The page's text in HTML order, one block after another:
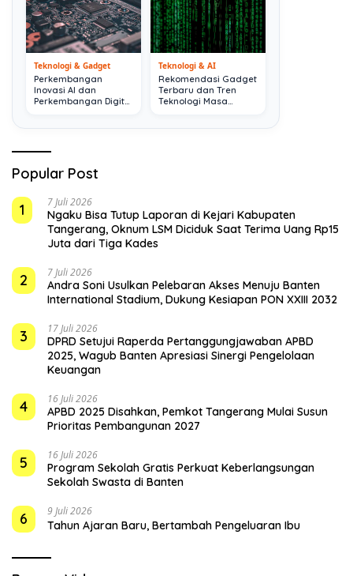
Teknologi & Gadget
Perkembangan
Inovasi AI dan
Perkembangan Digital
Teknologi & AI
Rekomendasi Gadget
Terbaru dan Tren
Teknologi Masa
Popular Post
1
7 Juli 2026
Ngaku Bisa Tutup Laporan di Kejari Kabupaten
Tangerang, Oknum LSM Diciduk Saat Terima Uang Rp15
Juta dari Tiga Kades
2 7 Juli 2026
Andra Soni Usulkan Pelebaran Akses Menuju Banten
International Stadium, Dukung Kesiapan PON XXIII 2032
3 17 Juli 2026
DPRD Setujui Raperda Pertanggungjawaban APBD
2025, Wagub Banten Apresiasi Sinergi Pengelolaan
Keuangan
4 16 Juli 2026
APBD 2025 Disahkan, Pemkot Tangerang Mulai Susun
Prioritas Pembangunan 2027
5 16 Juli 2026
Program Sekolah Gratis Perkuat Keberlangsungan
Sekolah Swasta di Banten
6 9 Juli 2026
Tahun Ajaran Baru, Bertambah Pengeluaran Ibu